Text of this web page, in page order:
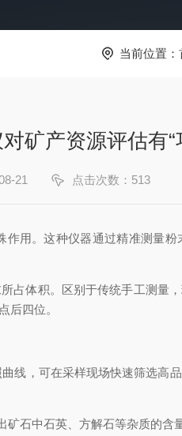
当前位置：
矿产资源评估有“
21 点击次数：513
用。这种仪器通过精准测量
体积。区别于传统手工测量
后四位。
，可在采样现场快速筛选高
中石英、方解石等杂质的含